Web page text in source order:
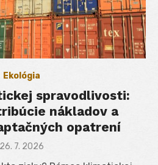
Ekológia
spravodlivosti:
nákladov a
opatrení
Posted
26. 7. 2026